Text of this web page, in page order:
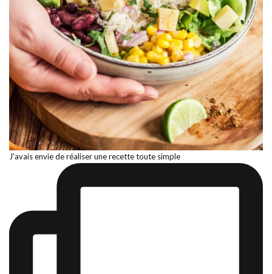
J'avais envie de réaliser une recette toute simple